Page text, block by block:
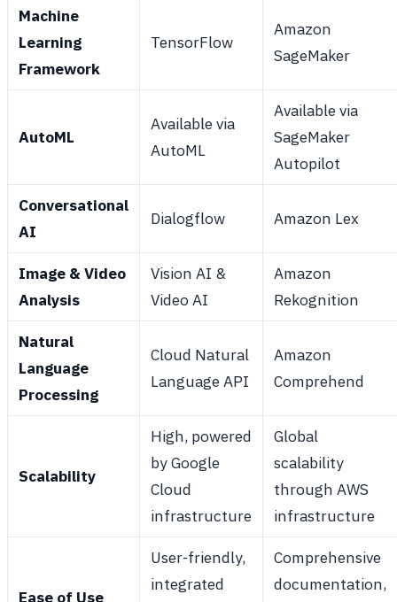
Machine
Learning
Framework
TensorFlow
Amazon
SageMaker
AutoML
Available via
AutoML
Available via
SageMaker
Autopilot
Conversational
AI
Dialogflow Amazon Lex
Image & Video
Analysis
Vision AI &
Video AI
Amazon
Rekognition
Natural
Language
Processing
Cloud Natural
Language API
Amazon
Comprehend
Scalability
High, powered
by Google
Cloud
infrastructure
Global
scalability
through AWS
infrastructure
Ease of Use
User-friendly,
integrated
Comprehensive
documentation,